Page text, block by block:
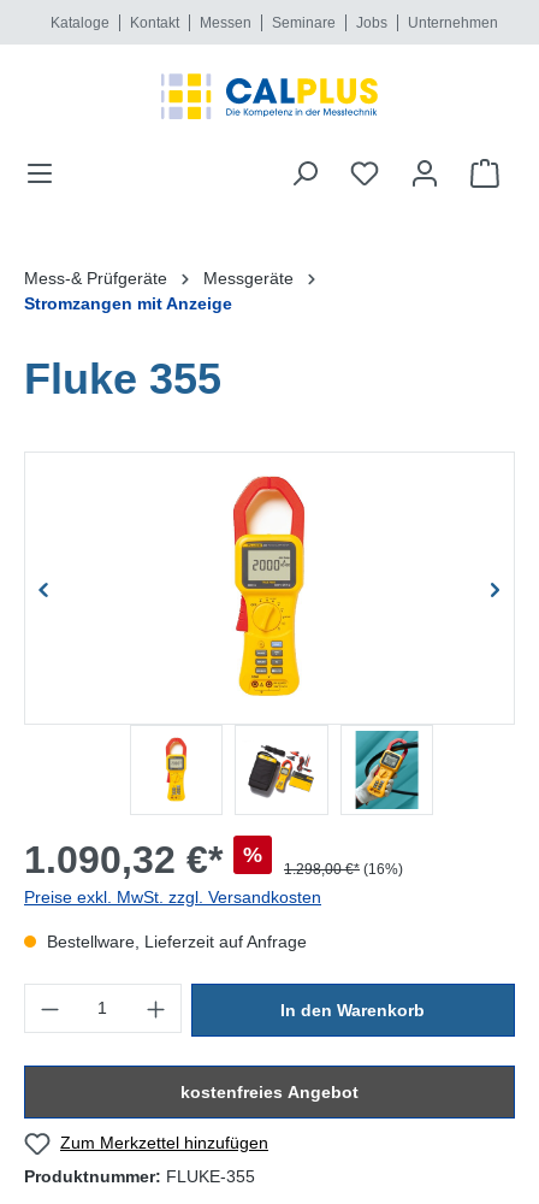
springen
Kataloge Kontakt Messen Seminare Jobs Unternehmen
Mess-& Prüfgeräte
Messgeräte
Stromzangen mit Anzeige
Fluke 355
1.090,32 €* %
1.298,00 €* (16%)
Preise exkl. MwSt. zzgl. Versandkosten
Bestellware, Lieferzeit auf Anfrage
In den Warenkorb
kostenfreies Angebot
Zum Merkzettel hinzufügen
Produktnummer: FLUKE-355